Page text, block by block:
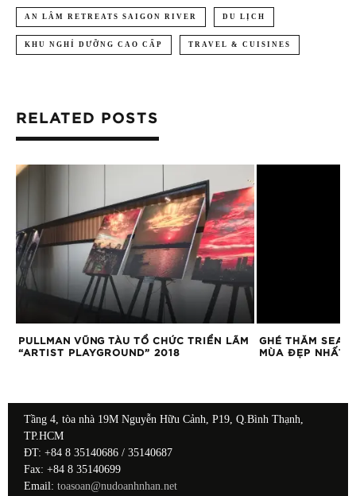
AN LÂM RETREATS SAIGON RIVER DU LỊCH
KHU NGHỈ DƯỠNG CAO CẤP TRAVEL & CUISINES
RELATED POSTS
PULLMAN VŨNG TÀU TỔ CHỨC TRIỂN LÃM
“ARTIST PLAYGROUND” 2018
GHÉ THĂM
MÙA ĐẸP NHẤT
Tầng 4, tòa nhà 19M Nguyễn Hữu Cảnh, P19, Q.Bình Thạnh,
TP.HCM
ĐT: +84 8 35140686 / 35140687
Fax: +84 8 35140699
Email: toasoan@nudoanhnhan.net